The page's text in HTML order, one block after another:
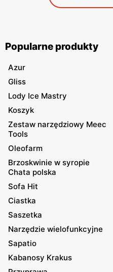
Popularne produkty
Azur
Gliss
Lody Ice Mastry
Koszyk
Zestaw narzędziowy Meec
Tools
Oleofarm
Brzoskwinie w syropie
Chata polska
Sofa Hit
Ciastka
Saszetka
Narzędzie wielofunkcyjne
Sapatio
Kabanosy Krakus